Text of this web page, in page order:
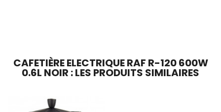
CAFETIÈRE ELECTRIQUE RAF R-120 600W
0.6L NOIR : LES PRODUITS SIMILAIRES